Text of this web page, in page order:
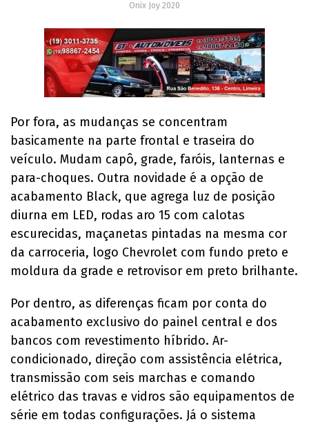
Onix Joy 2020
Por fora, as mudanças se concentram
basicamente na parte frontal e traseira do
veículo. Mudam capô, grade, faróis, lanternas e
para-choques. Outra novidade é a opção de
acabamento Black, que agrega luz de posição
diurna em LED, rodas aro 15 com calotas
escurecidas, maçanetas pintadas na mesma cor
da carroceria, logo Chevrolet com fundo preto e
moldura da grade e retrovisor em preto brilhante.
Por dentro, as diferenças ficam por conta do
acabamento exclusivo do painel central e dos
bancos com revestimento híbrido. Ar-
condicionado, direção com assistência elétrica,
transmissão com seis marchas e comando
elétrico das travas e vidros são equipamentos de
série em todas configurações. Já o sistema